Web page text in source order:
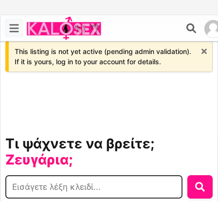
x
This listing is not yet active (pending admin validation).
If it is yours, log in to your account for details.
Τι ψάχνετε να βρείτε;
Τρανς;
Ζευγάρια;
Σεξ;